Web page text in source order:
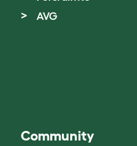
AVG
Community